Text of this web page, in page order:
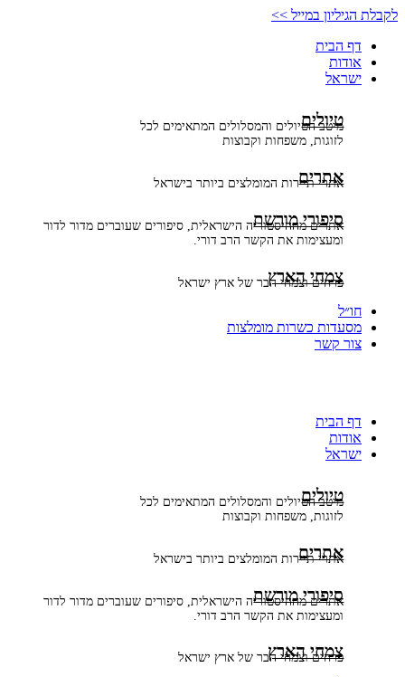
דלג
לקבלת הגיליון במייל >>
דף הבית
אודות
ישראל
טיולים
מיטב הטיולים והמסלולים המתאימים לכל
לזוגות, משפחות וקבוצות
אתרים
אתרי תיירות המומלצים ביותר בישראל
סיפורי מורשת
אתרים מההיסטוריה הישראלית, סיפורים שעוברים מדור לדור
ומעצימות את הקשר הרב דורי.
צמחי הארץ
פרחים וצמחי הבר של ארץ ישראל
חו״ל
מסעדות כשרות מומלצות
צור קשר
דף הבית
אודות
ישראל
טיולים
מיטב הטיולים והמסלולים המתאימים לכל
לזוגות, משפחות וקבוצות
אתרים
אתרי תיירות המומלצים ביותר בישראל
סיפורי מורשת
אתרים מההיסטוריה הישראלית, סיפורים שעוברים מדור לדור
ומעצימות את הקשר הרב דורי.
צמחי הארץ
פרחים וצמחי הבר של ארץ ישראל